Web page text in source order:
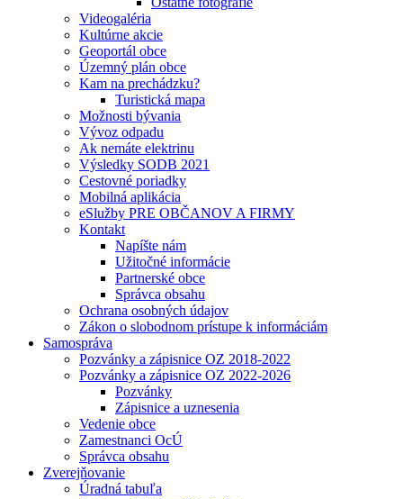
Videogaléria
Kultúrne akcie
Geoportál obce
Územný plán obce
Kam na prechádzku?
Turistická mapa
Možnosti bývania
Vývoz odpadu
Ak nemáte elektrinu
Výsledky SODB 2021
Cestovné poriadky
Mobilná aplikácia
eSlužby PRE OBČANOV A FIRMY
Kontakt
Napíšte nám
Užitočné informácie
Partnerské obce
Správca obsahu
Ochrana osobných údajov
Zákon o slobodnom prístupe k informáciám
Samospráva
Pozvánky a zápisnice OZ 2018-2022
Pozvánky a zápisnice OZ 2022-2026
Pozvánky
Zápisnice a uznesenia
Vedenie obce
Zamestnanci OcÚ
Správca obsahu
Zverejňovanie
Úradná tabuľa